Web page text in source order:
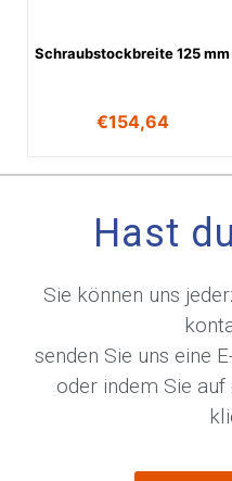
Schraubstockbreite 125 mm
€154,64
Hast
Sie können uns
senden Sie uns eine
oder indem Sie